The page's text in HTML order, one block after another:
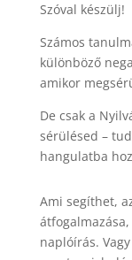
Szóval készülj!
Számos
különböző
amikor
De csak a
sérülésed –
hangulatba
Ami segíthet,
naplóírás.